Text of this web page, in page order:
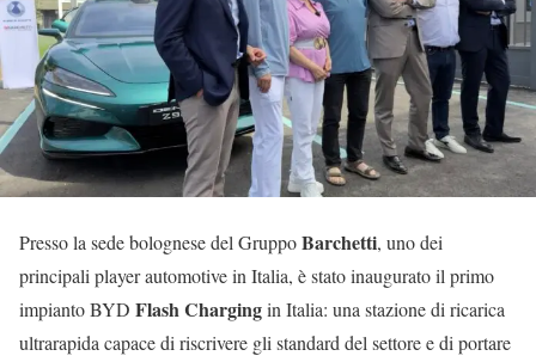
Presso la sede bolognese del GruppoBarchetti, uno dei
principali player automotive in Italia, è stato inaugurato il primo
impianto BYD Flash Chargingin Italia: una stazione di ricarica
ultrarapida capace di riscrivere gli standard del settore e di portare